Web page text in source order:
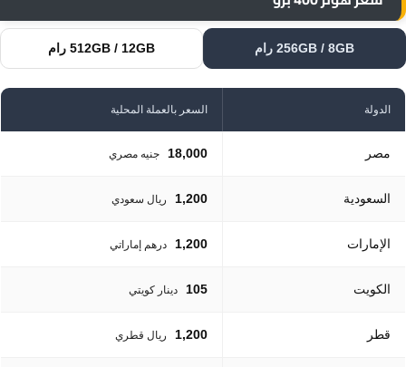
256GB / 8GB رام 512GB / 12GB رام
الدولة السعر بالعملة المحلية
مصر 18,000 جنيه مصري
السعودية 1,200 ريال سعودي
الإمارات 1,200 درهم إماراتي
الكويت 105 دينار كويتي
قطر 1,200 ريال قطري